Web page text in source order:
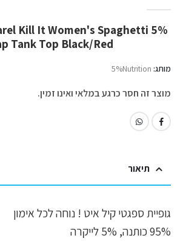
Kill It Women's Spaghetti
Tank Top Black/Red
מותג: 5%Nutrition
מוצר זה חסר כרגע במלאי ואינו זמין.
תיאור
גופיית ספגטי קיל איט ! נוחה לכל אימון
95% כותנה, 5% לייקרה